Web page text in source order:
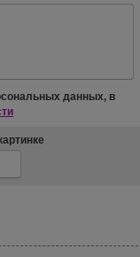
данных, в